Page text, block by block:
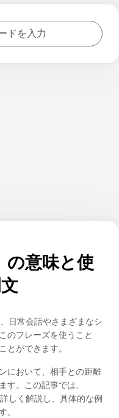
の意味と使
日常会話やさまざまなシ
のフレーズを使うこと
とができます。
において、相手との距離
す。この記事では、
しく解説し、具体的な例
。